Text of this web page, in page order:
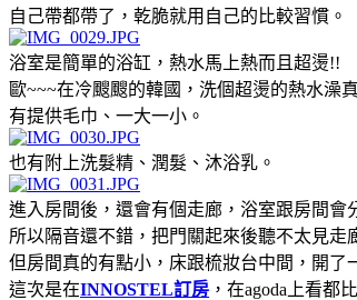
自己帶都帶了，乾脆就用自己的比較習慣。
浴室是簡單的浴缸，熱水馬上熱而且超燙!!
歐~~~在冷颼颼的韓國，洗個超燙的熱水澡
有提供毛巾、一大一小。
也有附上洗髮精、潤髮、沐浴乳。
進入房間後，還會有個走廊，浴室跟房間會
所以隔音還不錯，把門關起來後聽不太見走
但房間真的有點小，床跟梳妝台中間，開了
這次是在INNOSTEL訂房 ，在agoda上看都